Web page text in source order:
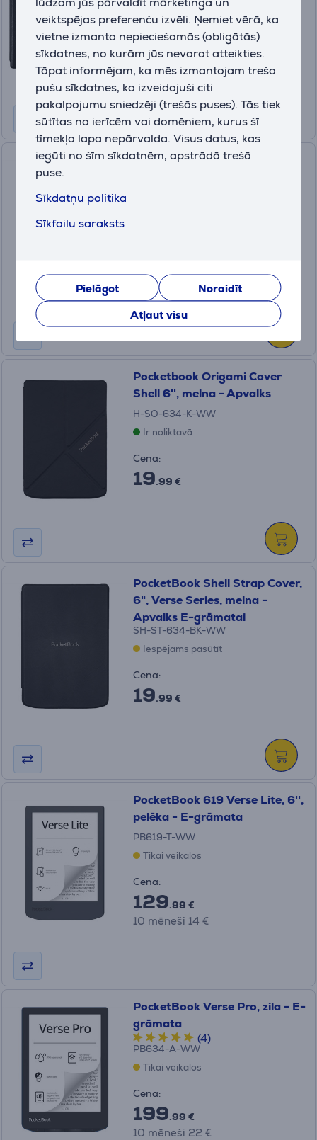
veiktspējas preferenču izvēli. Ņemiet vērā, ka
vietne izmanto nepieciešamās (obligātās)
sīkdatnes, no kurām jūs nevarat atteikties.
Tāpat informējam, ka mēs izmantojam trešo
pušu sīkdatnes, ko izveidojuši citi
pakalpojumu sniedzēji (trešās puses). Tās tiek
sūtītas no ierīcēm vai domēniem, kurus šī
tīmekļa lapa nepārvalda. Visus datus, kas
iegūti no šīm sīkdatnēm, apstrādā trešā
puse.
Sīkdatņu politika
Sīkfailu saraksts
Pielāgot
Noraidīt
Atļaut visu
Ir noliktavā
Cena:
29.99 €
PocketBook ORIGAMI Сover,
19 .99 €
Pocketbook Origami Cover
Shell 6'', melna - Apvalks
H-SO-634-K-WW
Ir noliktavā
Cena:
19.99 €
PocketBook Shell Strap Сover,
6", Verse Series, melna -
Apvalks E-grāmatai
SH-ST-634-BK-WW
Iespējams pasūtīt
Cena:
19.99 €
PocketBook 619 Verse Lite, 6'',
pelēka - E-grāmata
PB619-T-WW
Tikai veikalos
Cena:
129.99 €
10 mēneši 14 €
PocketBook Verse Pro, zila - E-
grāmata
(4)
PB634-A-WW
Tikai veikalos
Cena:
199.99 €
10 mēneši 22 €